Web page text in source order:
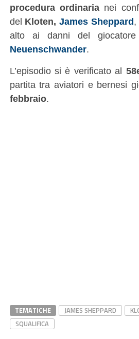
procedura ordinaria nei
del Kloten,James Sheppard,
alto ai danni del
Neuenschwander.
L’episodio si è verificato al
partita tra aviatori e bernesi
febbraio.
TEMATICHE JAMES SHEPPARD
SQUALIFICA